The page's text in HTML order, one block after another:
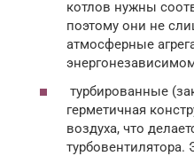
котлов нужны
поэтому они не
атмосферные
турбированные
герметичная
воздуха, что
турбовентилятора.